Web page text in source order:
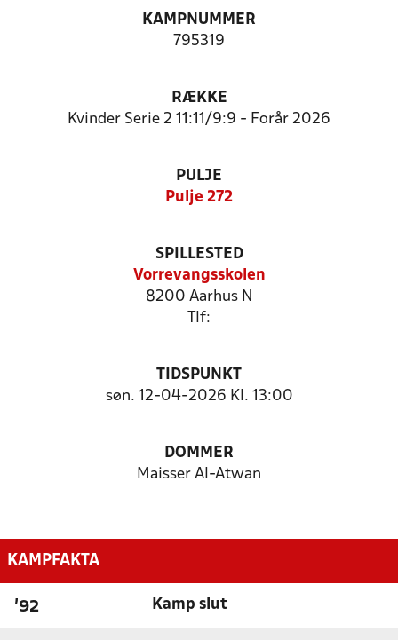
KAMPNUMMER
795319
RÆKKE
Kvinder Serie 2 11:11/9:9 - Forår 2026
PULJE
Pulje 272
SPILLESTED
Vorrevangsskolen
8200 Aarhus N
Tlf:
TIDSPUNKT
søn. 12-04-2026 Kl. 13:00
DOMMER
Maisser Al-Atwan
KAMPFAKTA
'92 Kamp slut